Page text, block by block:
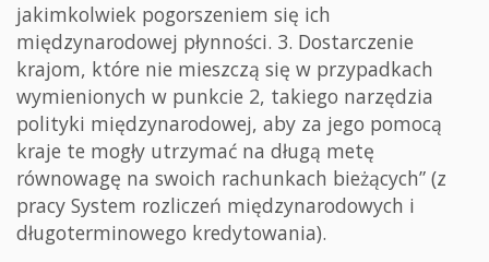
jakimkolwiek pogorszeniem się ich
międzynarodowej płynności. 3. Dostarczenie
krajom, które nie mieszczą się w przypadkach
wymienionych w punkcie 2, takiego narzędzia
polityki międzynarodowej, aby za jego pomocą
kraje te mogły utrzymać na długą metę
równowagę na swoich rachunkach bieżących” (z
pracy System rozliczeń międzynarodowych i
długoterminowego kredytowania).